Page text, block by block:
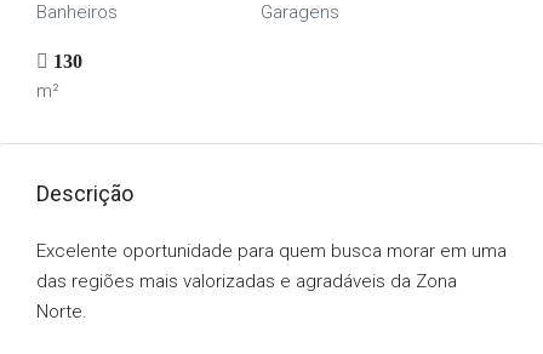
Banheiros Garagens
130
m²
Descrição
Excelente oportunidade para quem busca morar em uma
das regiões mais valorizadas e agradáveis da Zona
Norte.